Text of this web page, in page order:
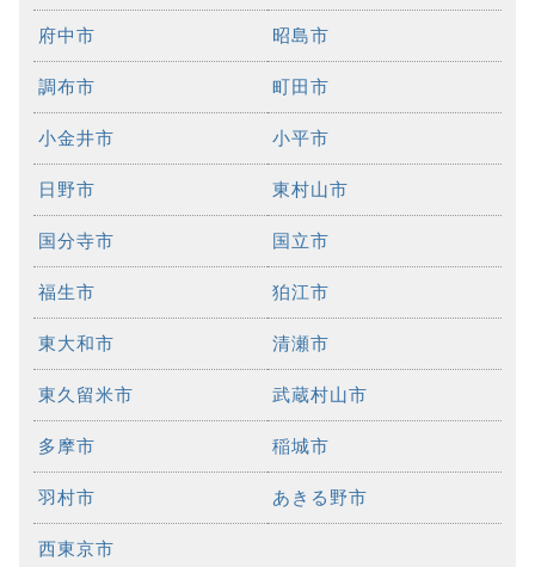
府中市 昭島市
調布市 町田市
小金井市 小平市
日野市 東村山市
国分寺市 国立市
福生市 狛江市
東大和市 清瀬市
東久留米市 武蔵村山市
多摩市 稲城市
羽村市 あきる野市
西東京市